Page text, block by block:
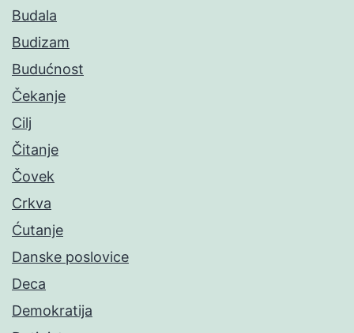
Budala
Budizam
Budućnost
Čekanje
Cilj
Čitanje
Čovek
Crkva
Ćutanje
Danske poslovice
Deca
Demokratija